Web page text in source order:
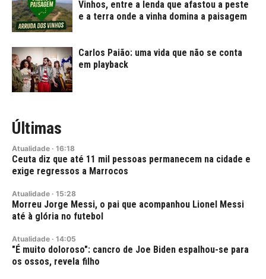
Vinhos, entre a lenda que afastou a peste
e a terra onde a vinha domina a paisagem
Carlos Paião: uma vida que não se conta
em playback
Últimas
Atualidade · 16:18
Ceuta diz que até 11 mil pessoas permanecem na cidade e
exige regressos a Marrocos
Atualidade · 15:28
Morreu Jorge Messi, o pai que acompanhou Lionel Messi
até à glória no futebol
Atualidade · 14:05
"É muito doloroso": cancro de Joe Biden espalhou-se para
os ossos, revela filho